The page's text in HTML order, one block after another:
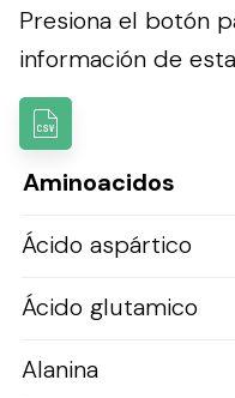
Presiona el botón
información de
Aminoacidos
Ácido aspártico
Ácido glutamico
Alanina